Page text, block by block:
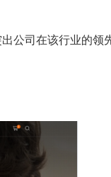
公司在该行业的领